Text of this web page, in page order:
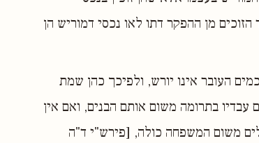
מן ההפקר דתו לאו נכסי דמוריש הן
העובר אינו יורש, ולפיכך כהן שמת
בתרומה משום אותם הבנים, ואם אין
משום המשפחה כולה, [פירש"י ד"ה